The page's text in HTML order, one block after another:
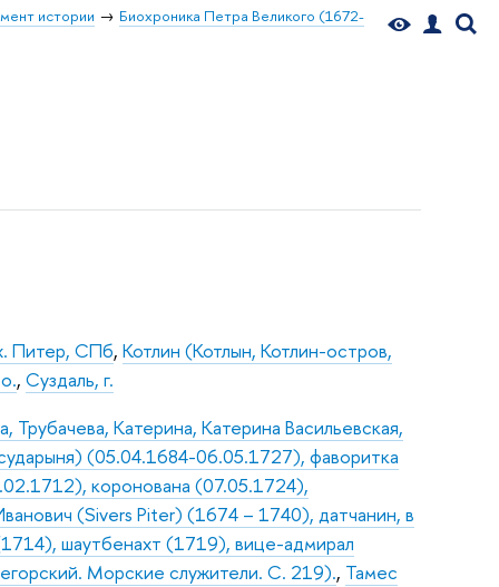
истории
Биохроника Петра Великого (1672-
Питер, СПб,Котлин (Котлын, Котлин-остров,
,Суздаль, г.
Катерина, Катерина Васильевская,
(05.04.1684-06.05.1727), фаворитка
коронована (07.05.1724),
(Sivers Piter) (1674 – 1740), датчанин, в
шаутбенахт (1719), вице-адмирал
Морские служители. С. 219)., Тамес